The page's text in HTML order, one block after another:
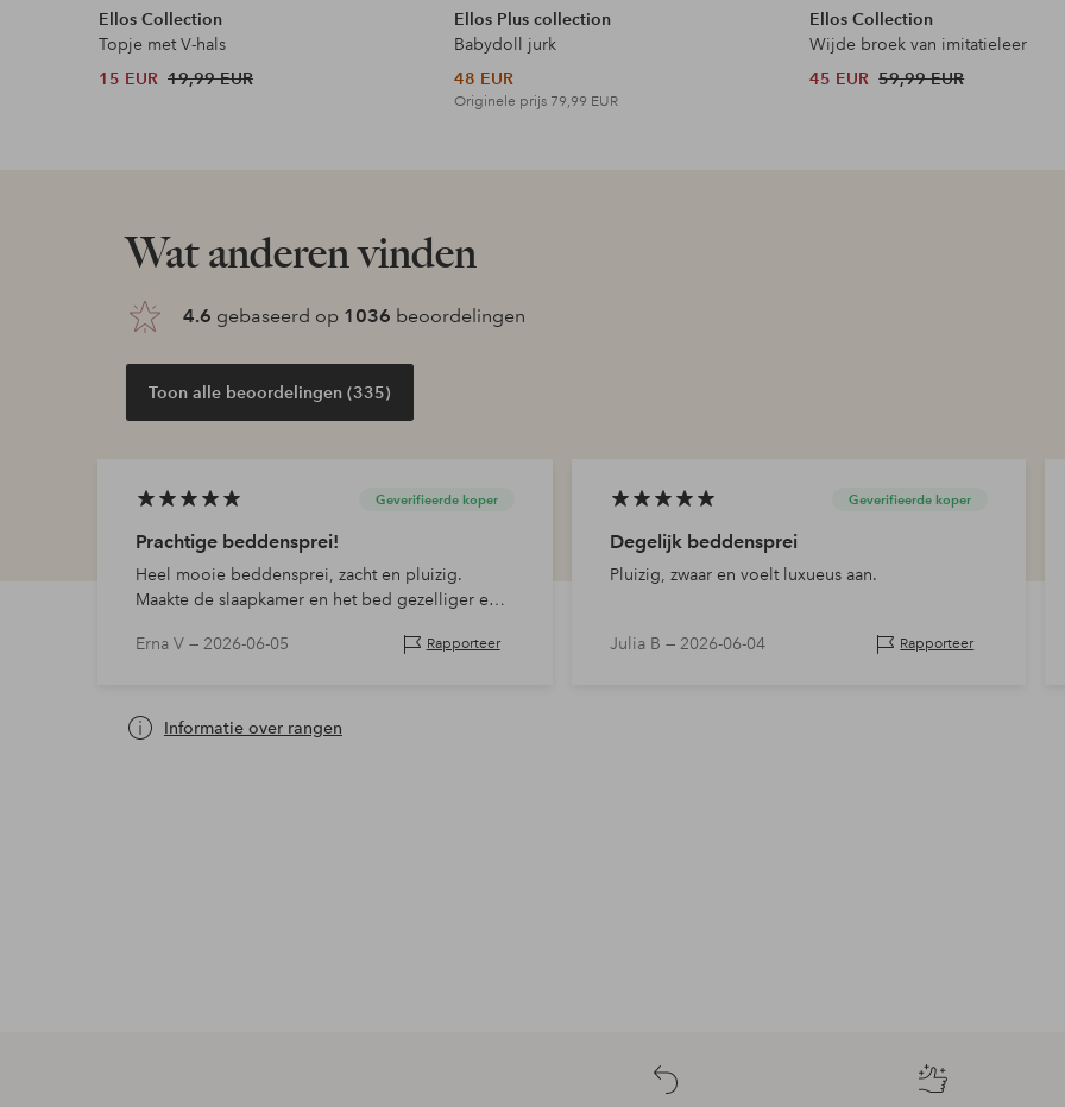
Ellos Collection
Topje met V-hals
15 EUR 19,99 EUR
Ellos Plus collection
Babydoll jurk
48 EUR
Originele prijs 79,99 EUR
Ellos Collection
Wijde broek van imitatieleer
45 EUR 59,99 EUR
Wat anderen vinden
4.6 gebaseerd op 1036 beoordelingen
Toon alle beoordelingen (335)
Geverifieerde koper
Prachtige beddensprei!
Heel mooie beddensprei, zacht en pluizig.
Maakte de slaapkamer en het bed gezelliger en
de stof een beetje kreukelig kan worden, m…
Erna V — 2026-06-05 Rapporteer
Geverifieerde koper
Degelijk beddensprei
Pluizig, zwaar en voelt luxueus aan.
Julia B — 2026-06-04 Rapporteer
Informatie over rangen